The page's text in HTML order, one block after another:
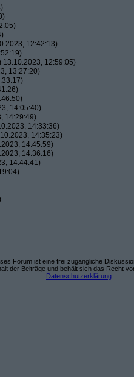
12:42:13)
13.10.2023, 12:59:05)
13:27:20)
14:05:40)
14:29:49)
14:33:36)
14:35:23)
14:45:59)
14:36:16)
14:44:41)
Forum ist eine frei zugängliche
der Beiträge und behält sich das Recht
Datenschutzerklärung